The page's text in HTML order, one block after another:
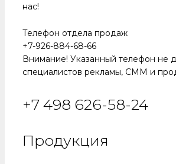
нас!
Телефон отдела продаж
+7-926-884-68-66
Внимание! Указанный телефон не
специалистов рекламы, СММ и
+7 498 626-58-24
Продукция